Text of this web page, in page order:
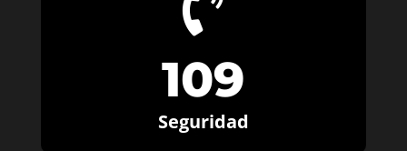
109
Seguridad